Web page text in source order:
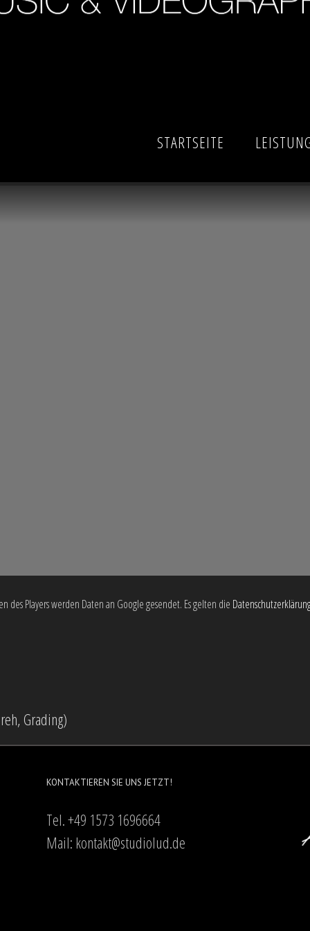
STARTSEITE
des Players werden Daten an Google gesendet. Es gelten die
Grading)
KONTAKTIEREN SIE UNS JETZT!
Tel. +49 1573 1696664
Mail: kontakt@studiolud.de